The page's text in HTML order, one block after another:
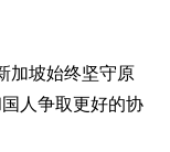
加坡始终坚守原
人争取更好的协